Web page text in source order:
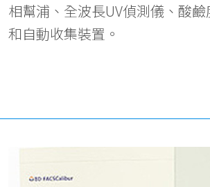
相幫浦、全波長UV偵測儀、酸
和自動收集裝置。